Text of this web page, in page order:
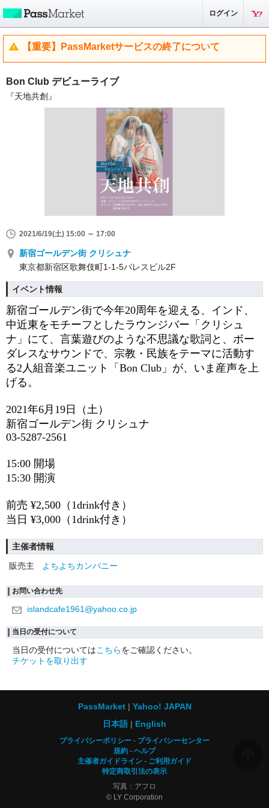
ログイン
【重要】PassMarketサービスの終了について
Bon Club デビューライブ
『天地共創』
2021/6/19(土) 15:00 ～ 17:00
新宿ゴールデン街 クリシュナ
東京都新宿区歌舞伎町1-1-5パレスビル2F
イベント情報
新宿ゴールデン街で今年20周年を迎える、 インド、
中近東をモチーフとしたラウンジバー 「クリシュ
ナ」にて、 言葉遊びのような不思議な歌詞と、ボー
ダレスなサウンドで、宗教・民族をテーマに活動す
る2人組音楽ユニット
「Bon Club」が、いま 産声を上
げる。
2021年6月19日（土）
新宿ゴールデン街 クリシュナ
03-5287-2561
15:00 開場
15:30 開演
前売 ¥2,500（1drink付き）
当日 ¥3,000（1drink付き）
主催者情報
販売主
よちよちカンパニー
お問い合わせ先
islandcafe1961@yahoo.co.jp
当日の受付について
当日の受付についてはこちらをご確認ください。
チケットを取り出す
PassMarket
Yahoo! JAPAN
日本語
English
プライバシーポリシー
プライバシーセンター
規約
ヘルプ
主催者ガイドライン
ご利用ガイド
特定商取引法の表示
写真：アフロ
© LY Corporation